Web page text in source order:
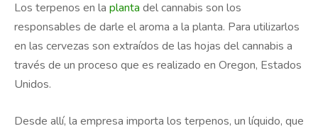
Los terpenos en la planta del cannabis son los
responsables de darle el aroma a la planta. Para utilizarlos
en las cervezas son extraídos de las hojas del cannabis a
través de un proceso que es realizado en Oregon, Estados
Unidos.
Desde allí, la empresa importa los terpenos, un líquido, que